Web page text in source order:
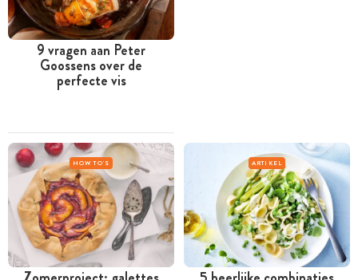
9 vragen aan Peter
Goossens over de
perfecte vis
HOW TO'S ARTIKEL